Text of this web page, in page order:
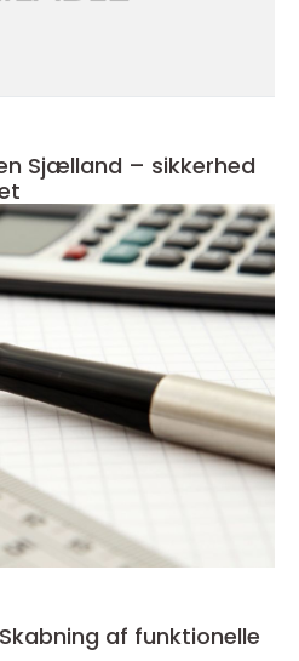
Sjælland – sikkerhed
af funktionelle